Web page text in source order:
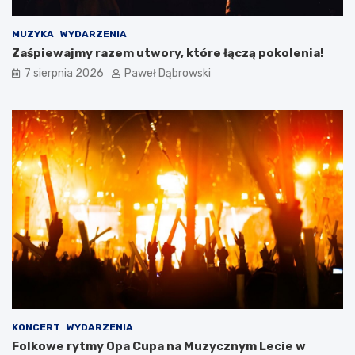
e
c
i
m
o
d
z
i
e
ż
y
MUZYKA WYDARZENIA
Zaśpiewajmy razem utwory, które łączą pokolenia!
7 sierpnia 2026 Paweł Dąbrowski
KONCERT WYDARZENIA
Folkowe rytmy Opa Cupa na Muzycznym Lecie w